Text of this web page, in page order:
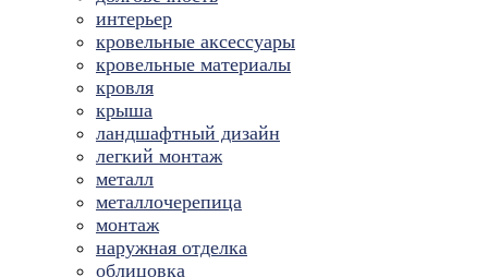
интерьер
кровельные аксессуары
кровельные материалы
кровля
крыша
ландшафтный дизайн
легкий монтаж
металл
металлочерепица
монтаж
наружная отделка
облицовка